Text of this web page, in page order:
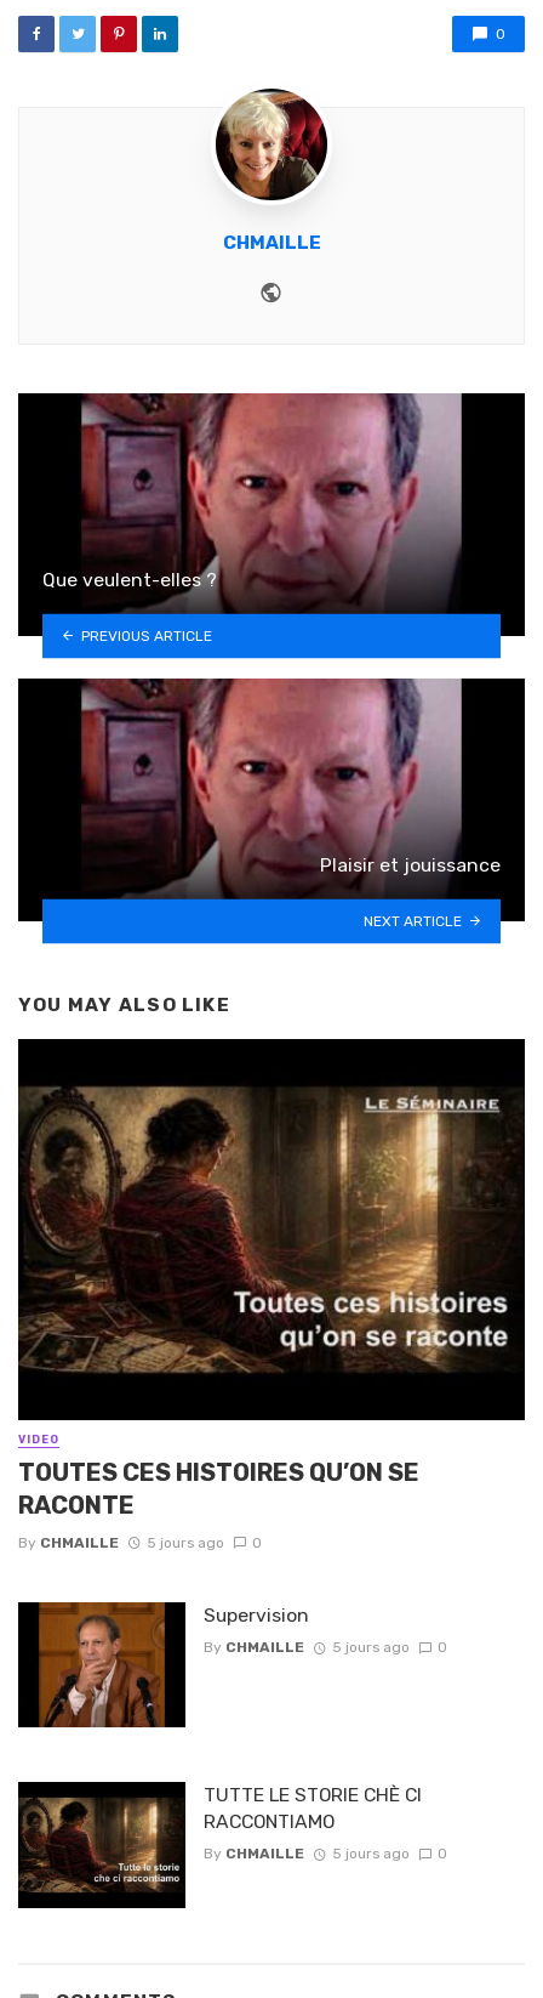
0
CHMAILLE
Que veulent-elles ?
PREVIOUS ARTICLE
Plaisir et jouissance
NEXT ARTICLE
YOU MAY ALSO LIKE
VIDEO
TOUTES CES HISTOIRES QU’ON SE
RACONTE
By CHMAILLE 5 jours ago 0
Supervision
By CHMAILLE 5 jours ago 0
TUTTE LE STORIE CHÈ CI
RACCONTIAMO
By CHMAILLE 5 jours ago 0